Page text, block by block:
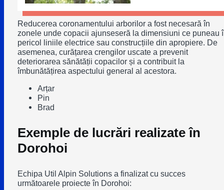
Reducerea coronamentului arborilor a fost necesară în
zonele unde copacii ajunseseră la dimensiuni ce puneau
pericol liniile electrice sau construcțiile din apropiere. De
asemenea, curățarea crengilor uscate a prevenit
deteriorarea sănătății copacilor și a contribuit la
îmbunătățirea aspectului general al acestora.
Arțar
Pin
Brad
Exemple de lucrări realizate în
Dorohoi
Echipa Util Alpin Solutions a finalizat cu succes
următoarele proiecte în Dorohoi: